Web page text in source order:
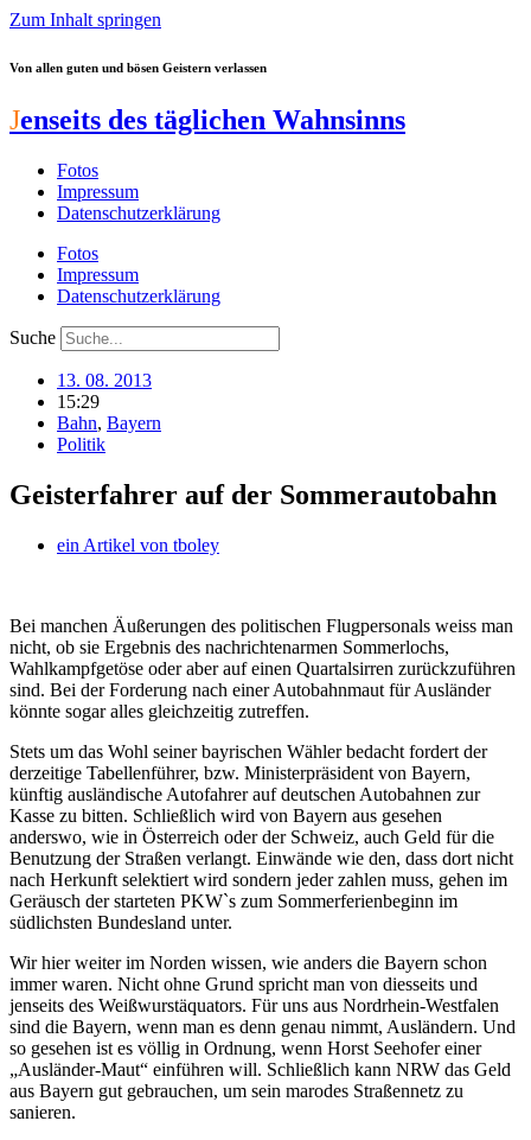
Zum Inhalt springen
Von allen guten und bösen Geistern verlassen
Jenseits des täglichen Wahnsinns
Fotos
Impressum
Datenschutzerklärung
Fotos
Impressum
Datenschutzerklärung
Suche
13. 08. 2013
15:29
Bahn, Bayern
Politik
Geisterfahrer auf der Sommerautobahn
ein Artikel von tboley
Bei manchen Äußerungen des politischen Flugpersonals weiss man
nicht, ob sie Ergebnis des nachrichtenarmen Sommerlochs,
Wahlkampfgetöse oder aber auf einen Quartalsirren zurückzuführen
sind. Bei der Forderung nach einer Autobahnmaut für Ausländer
könnte sogar alles gleichzeitig zutreffen.
Stets um das Wohl seiner bayrischen Wähler bedacht fordert der
derzeitige Tabellenführer, bzw. Ministerpräsident von Bayern,
künftig ausländische Autofahrer auf deutschen Autobahnen zur
Kasse zu bitten. Schließlich wird von Bayern aus gesehen
anderswo, wie in Österreich oder der Schweiz, auch Geld für die
Benutzung der Straßen verlangt. Einwände wie den, dass dort nicht
nach Herkunft selektiert wird sondern jeder zahlen muss, gehen im
Geräusch der starteten PKW`s zum Sommerferienbeginn im
südlichsten Bundesland unter.
Wir hier weiter im Norden wissen, wie anders die Bayern schon
immer waren. Nicht ohne Grund spricht man von diesseits und
jenseits des Weißwurstäquators. Für uns aus Nordrhein-Westfalen
sind die Bayern, wenn man es denn genau nimmt, Ausländern. Und
so gesehen ist es völlig in Ordnung, wenn Horst Seehofer einer
„Ausländer-Maut“ einführen will. Schließlich kann NRW das Geld
aus Bayern gut gebrauchen, um sein marodes Straßennetz zu
sanieren.